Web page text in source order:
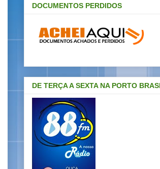
DOCUMENTOS PERDIDOS
DE TERÇA A SEXTA NA PORTO